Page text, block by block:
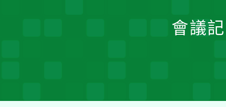
會議